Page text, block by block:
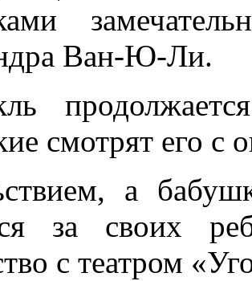
Ван-Ю-Ли.
смотрят его с
а
за своих
с театром